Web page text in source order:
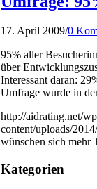
17. April 2009/0
95% aller
über
Interessant daran:
Umfrage wurde in
http://aidrating.net/
content/uploads/
wünschen sich mehr
Kategorien